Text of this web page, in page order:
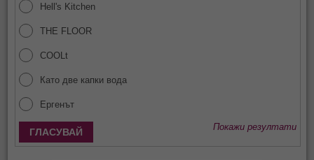
Hell's Kitchen
THE FLOOR
COOLt
Като две капки вода
Ергенът
Покажи резултати